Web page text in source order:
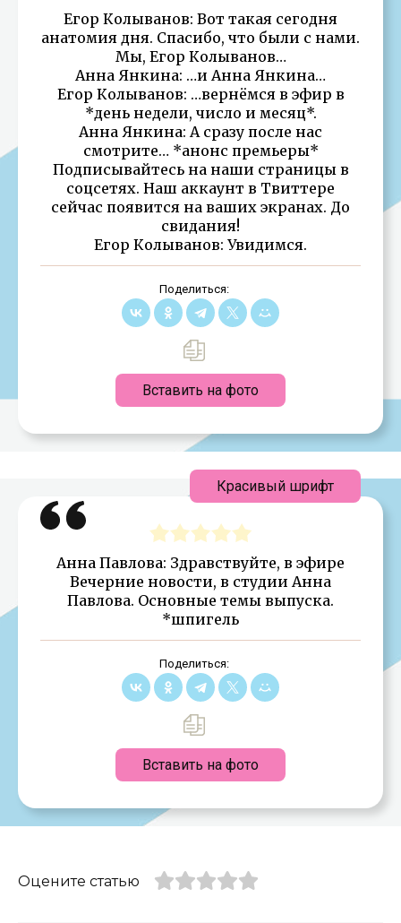
Егор Колыванов: Вот такая сегодня
анатомия дня. Спасибо, что были с нами.
Мы, Егор Колыванов…
Анна Янкина: …и Анна Янкина…
Егор Колыванов: …вернёмся в эфир в
*день недели, число и месяц*.
Анна Янкина: А сразу после нас
смотрите… *анонс премьеры*
Подписывайтесь на наши страницы в
соцсетях. Наш аккаунт в Твиттере
сейчас появится на ваших экранах. До
свидания!
Егор Колыванов: Увидимся.
Поделиться:
Вставить на фото
Анна Павлова: Здравствуйте, в эфире
Вечерние новости, в студии Анна
Павлова. Основные темы выпуска.
*шпигель
Поделиться:
Вставить на фото
Красивый шрифт
Оцените статью